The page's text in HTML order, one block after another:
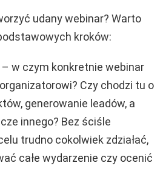
udany webinar? Warto
kroków:
– w czym konkretnie webinar
Czy chodzi tu o
generowanie leadów, a
innego? Bez ściśle
trudno cokolwiek zdziałać,
całe wydarzenie czy ocenić